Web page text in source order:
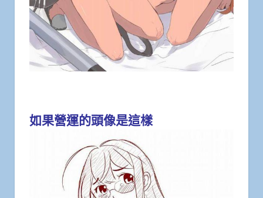
如果營運的頭像是這樣